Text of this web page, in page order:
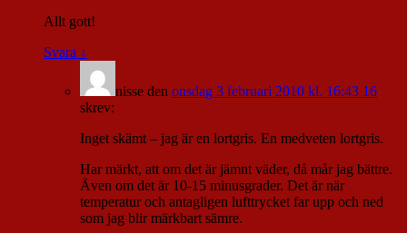
Allt gott!
Svara ↓
nisse den onsdag 3 februari 2010 kl. 16:43 16
skrev:
Inget skämt – jag är en lortgris. En medveten lortgris.
Har märkt, att om det är jämnt väder, då mår jag bättre.
Även om det är 10-15 minusgrader. Det är när
temperatur och antagligen lufttrycket far upp och ned
som jag blir märkbart sämre.